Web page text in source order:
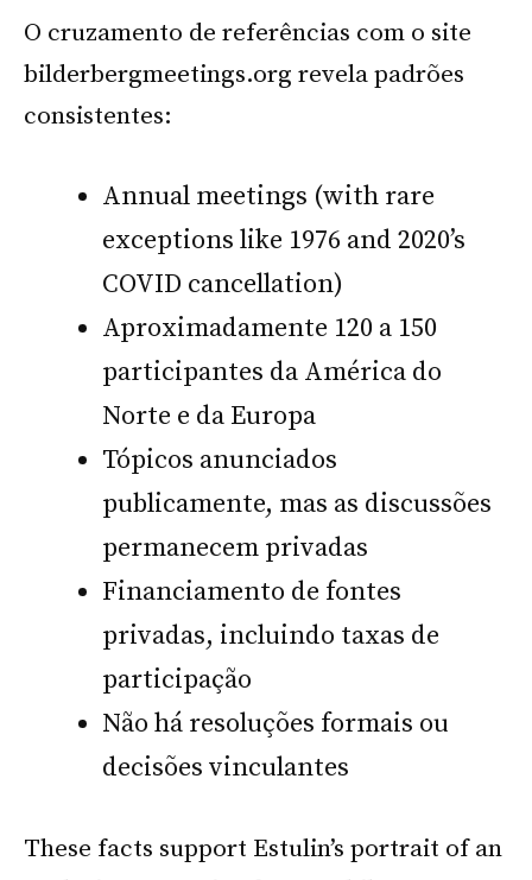
O cruzamento de referências com o site
bilderbergmeetings.org revela padrões
consistentes:
Annual meetings (with rare
exceptions like 1976 and 2020’s
COVID cancellation)
Aproximadamente 120 a 150
participantes da América do
Norte e da Europa
Tópicos anunciados
publicamente, mas as discussões
permanecem privadas
Financiamento de fontes
privadas, incluindo taxas de
participação
Não há resoluções formais ou
decisões vinculantes
These facts support Estulin’s portrait of an